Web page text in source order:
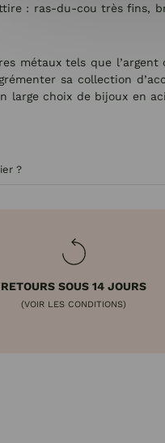
: ras-du-cou très fins,
métaux tels que l’argent
sa collection
large choix de bijoux en
?
RETOURS SOUS 14 JOURS
(VOIR LES CONDITIONS)